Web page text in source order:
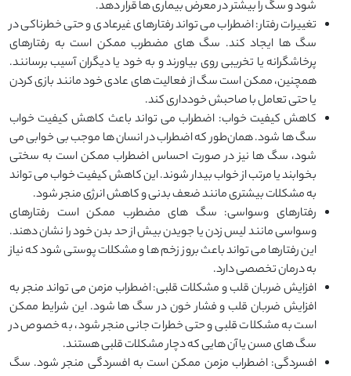
شود و سگ را بیشتر در معرض بیماری ‌ها قرار دهد.
تغییرات رفتار: اضطراب می ‌تواند رفتارهای غیرعادی و حتی خطرناکی در
سگ ‌ها ایجاد کند. سگ ‌های مضطرب ممکن است به رفتارهای
پرخاشگرانه یا تخریبی روی بیاورند و به خود یا دیگران آسیب برسانند.
همچنین، ممکن است سگ از فعالیت ‌های عادی خود مانند بازی کردن
یا حتی تعامل با صاحبش خودداری کند.
کاهش کیفیت خواب: اضطراب می‌ تواند باعث کاهش کیفیت خواب
سگ ‌ها شود. همان‌طور که اضطراب در انسان ‌ها موجب بی‌ خوابی می
‌شود، سگ ‌ها نیز در صورت احساس اضطراب ممکن است به سختی
بخوابند یا مرتب از خواب بیدار شوند. این کاهش کیفیت خواب می ‌تواند
به مشکلات بیشتری مانند ضعف بدنی و کاهش انرژی منجر شود.
رفتارهای وسواسی: سگ ‌های مضطرب ممکن است رفتارهای
وسواسی مانند لیس زدن یا جویدن بیش از حد بدن خود را نشان دهند.
این رفتارها می ‌تواند باعث بروز زخم ‌ها و مشکلات پوستی شود که نیاز
به درمان تخصصی دارد.
افزایش ضربان قلب و مشکلات قلبی: اضطراب مزمن می‌ تواند منجر به
افزایش ضربان قلب و فشار خون در سگ ‌ها شود. این شرایط ممکن
است به مشکلات قلبی و حتی خطرات جانی منجر شود، به خصوص در
سگ‌ های مسن یا آن ‌هایی که دچار مشکلات قلبی هستند.
افسردگی: اضطراب مزمن ممکن است به افسردگی منجر شود. سگ